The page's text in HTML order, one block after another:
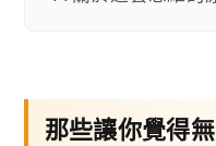
那些讓你覺得